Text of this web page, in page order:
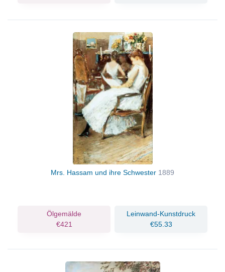
Mrs. Hassam und ihre Schwester 1889
Ölgemälde
€421
Leinwand-Kunstdruck
€55.33